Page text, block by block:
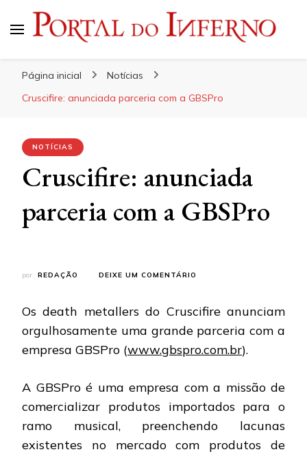
Página inicial
Notícias
Cruscifire: anunciada parceria com a GBSPro
NOTÍCIAS
Cruscifire: anunciada
parceria com a GBSPro
por REDAÇÃO DEIXE UM COMENTÁRIO
PARCERIA
A
GBSPRO
Os death metallers do Cruscifire anunciam
orgulhosamente uma grande parceria com a
empresa GBSPro (www.gbspro.com.br).
A GBSPro é uma empresa com a missão de
comercializar produtos importados para o
ramo musical, preenchendo lacunas
existentes no mercado com produtos de